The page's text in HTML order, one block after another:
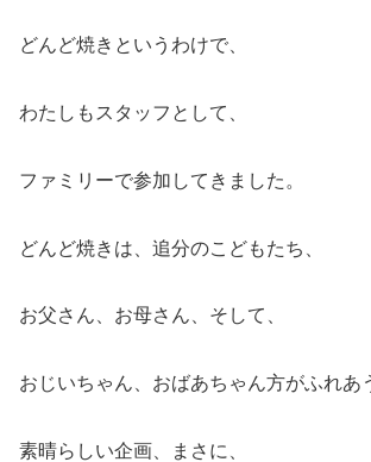
どんど焼きというわけで、
わたしもスタッフとして、
ファミリーで参加してきました。
どんど焼きは、追分のこどもたち、
お父さん、お母さん、そして、
おじいちゃん、おばあちゃん方がふれあ
素晴らしい企画、まさに、